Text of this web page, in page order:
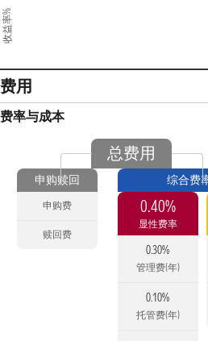
收益率%
费用
费率与成本
总费用
申购赎回
申购费
赎回费
综合费
0.40%
显性费率
0.30%
管理费(年)
0.10%
托管费(年)